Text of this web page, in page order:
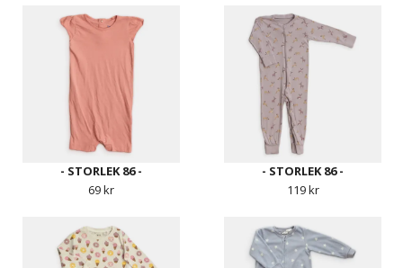
- STORLEK 86 -
69 kr
- STORLEK 86 -
119 kr